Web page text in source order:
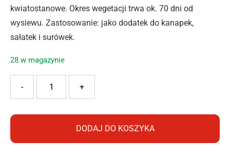
kwiatostanowe. Okres wegetacji trwa ok. 70 dni od
wysiewu. Zastosowanie: jako dodatek do kanapek,
sałatek i surówek.
28 w magazynie
ilość VILMORIN SAŁATA CASSINI OTOCZKOWANA 150Z
+
-
DODAJ DO KOSZYKA